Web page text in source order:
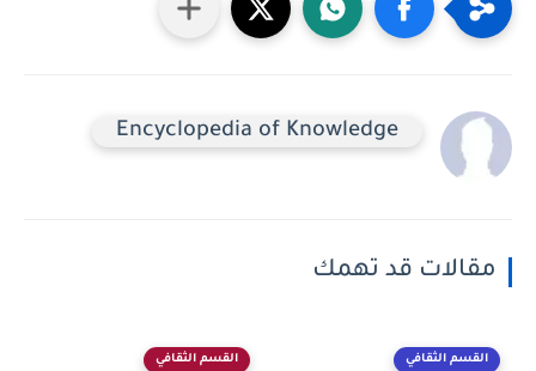
Encyclopedia of Knowledge
مقالات قد تهمك
القسم الثقافي القسم الثقافي